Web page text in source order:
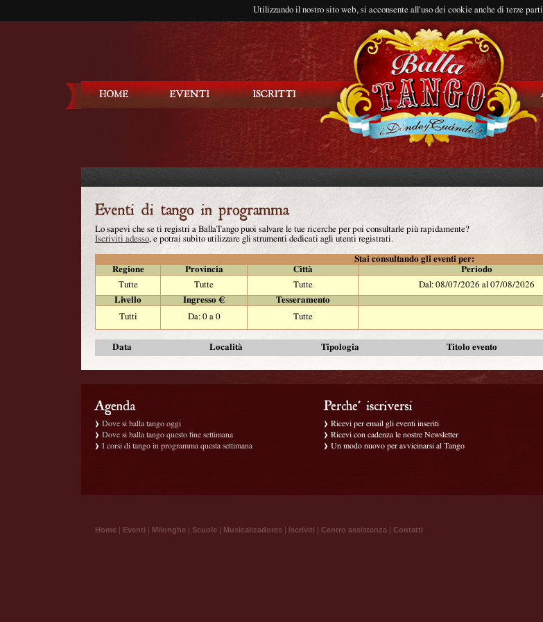
Utilizzando il nostro sito web, si acconsente all'uso dei cookie anche di terze parti
Lo sapevi che se ti registri a BallaTango puoi salvare le tue ricerche per poi consultarle più rapidamente?
Iscriviti adesso, e potrai subito utilizzare gli strumenti dedicati agli utenti registrati.
Stai consultando gli eventi per:
Regione
Provincia Città Periodo
Tutte
Tutte Tutte Dal: 08/07/2026 al 07/08/2026
Livello
Ingresso €
Tesseramento
Tutti
Da: 0 a 0 Tutte
Data Località Tipologia Titolo evento
Dove si balla tango oggi
Dove si balla tango questo fine settimana
I corsi di tango in programma questa settimana
Ricevi per email gli eventi inseriti
Ricevi con cadenza le nostre Newsletter
Un modo nuovo per avvicinarsi al Tango
Home | Eventi | Milonghe | Scuole | Musicalizadores | Iscriviti | Centro assistenza | Contatti